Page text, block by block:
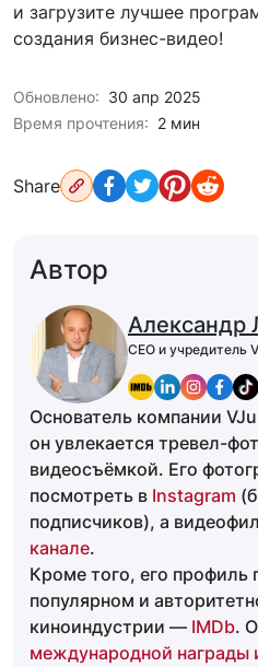
и загрузите лучшее
создания бизнес-видео!
Обновлено: 30 апр 2025
Время прочтения: 2 мин
Share
Автор
Александр
CEO и учредитель
Основатель компании
он увлекается тревел-
видеосъёмкой. Его
посмотреть в Instagram
подписчиков), а
канале.
Кроме того, его профиль
популярном и
киноиндустрии — IMDb.
международной награды